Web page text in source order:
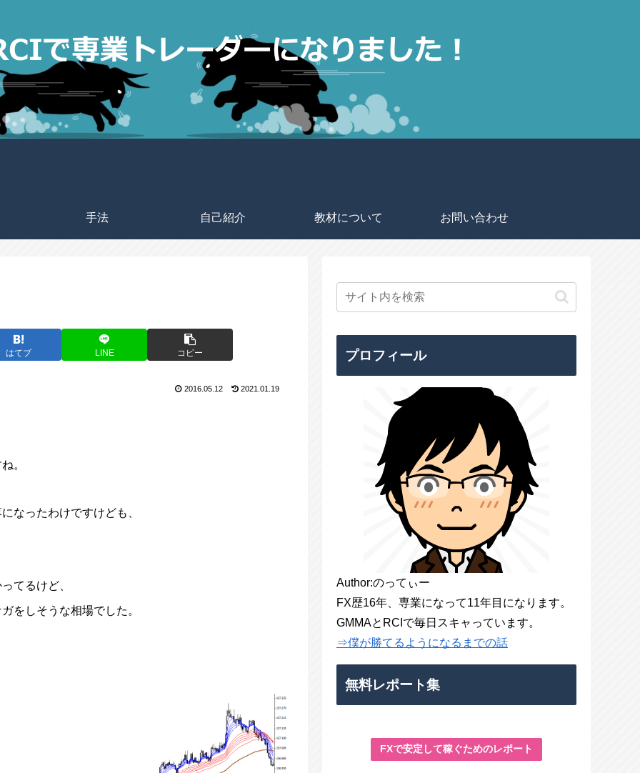
手法 自己紹介 教材について お問い合わせ
はてブ LINE コピー
2016.05.12 2021.01.19
。
なったわけですけども、
てるけど、
をしそうな相場でした。
プロフィール
Author:のってぃー
FX歴16年、専業になって11年目になります。
GMMAとRCIで毎日スキャっています。
⇒僕が勝てるようになるまでの話
無料レポート集
FXで安定して稼ぐためのレポート